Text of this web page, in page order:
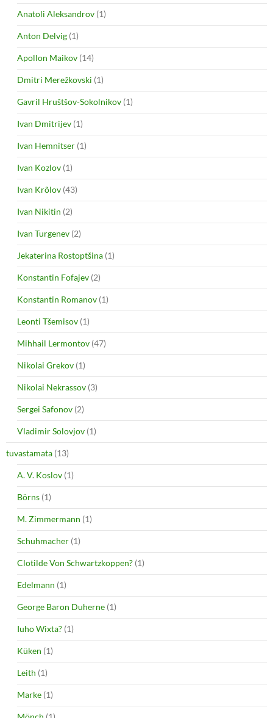
Anatoli Aleksandrov (1)
Anton Delvig (1)
Apollon Maikov (14)
Dmitri Merežkovski (1)
Gavril Hruštšov-Sokolnikov (1)
Ivan Dmitrijev (1)
Ivan Hemnitser (1)
Ivan Kozlov (1)
Ivan Krõlov (43)
Ivan Nikitin (2)
Ivan Turgenev (2)
Jekaterina Rostoptšina (1)
Konstantin Fofajev (2)
Konstantin Romanov (1)
Leonti Tšemisov (1)
Mihhail Lermontov (47)
Nikolai Grekov (1)
Nikolai Nekrassov (3)
Sergei Safonov (2)
Vladimir Solovjov (1)
tuvastamata (13)
A. V. Koslov (1)
Börns (1)
M. Zimmermann (1)
Schuhmacher (1)
Clotilde Von Schwartzkoppen? (1)
Edelmann (1)
George Baron Duherne (1)
Iuho Wixta? (1)
Küken (1)
Leith (1)
Marke (1)